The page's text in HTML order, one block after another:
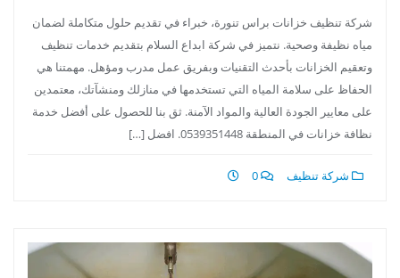
شركة تنظيف خزانات براس تنورة، خبراء في تقديم حلول متكاملة لضمان
مياه نظيفة وصحية. نتميز في شركة ابداع السلام بتقديم خدمات تنظيف
وتعقيم الخزانات بأحدث التقنيات وبفريق عمل مدرب ومؤهل. مهمتنا هي
الحفاظ على سلامة المياه التي تستخدمها في منازلك ومنشآتك، معتمدين
على معايير الجودة العالية والمواد الآمنة. ثق بنا للحصول على أفضل خدمة
نظافة خزانات في المنطقة 0539351448. افضل […]
شركة تنظيف